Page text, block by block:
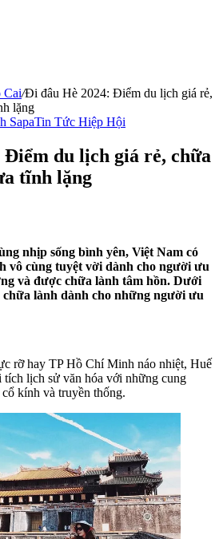
Cai/Đi đâu Hè 2024: Điểm du lịch giá rẻ,
lặng
SapaTin Tức Hiệp Hội
du lịch giá rẻ, chữa
tĩnh lặng
nhịp sống bình yên, Việt Nam có
vô cùng tuyệt vời dành cho người ưu
và được chữa lành tâm hồn. Dưới
chữa lành dành cho những người ưu
rỡ hay TP Hồ Chí Minh náo nhiệt, Huế
lịch sử văn hóa với những cung
kính và truyền thống.